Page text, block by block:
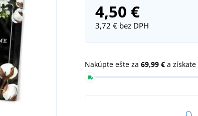
4,50 €
3,72 €bez DPH
Nakúpte ešte za 69,99 € a získate